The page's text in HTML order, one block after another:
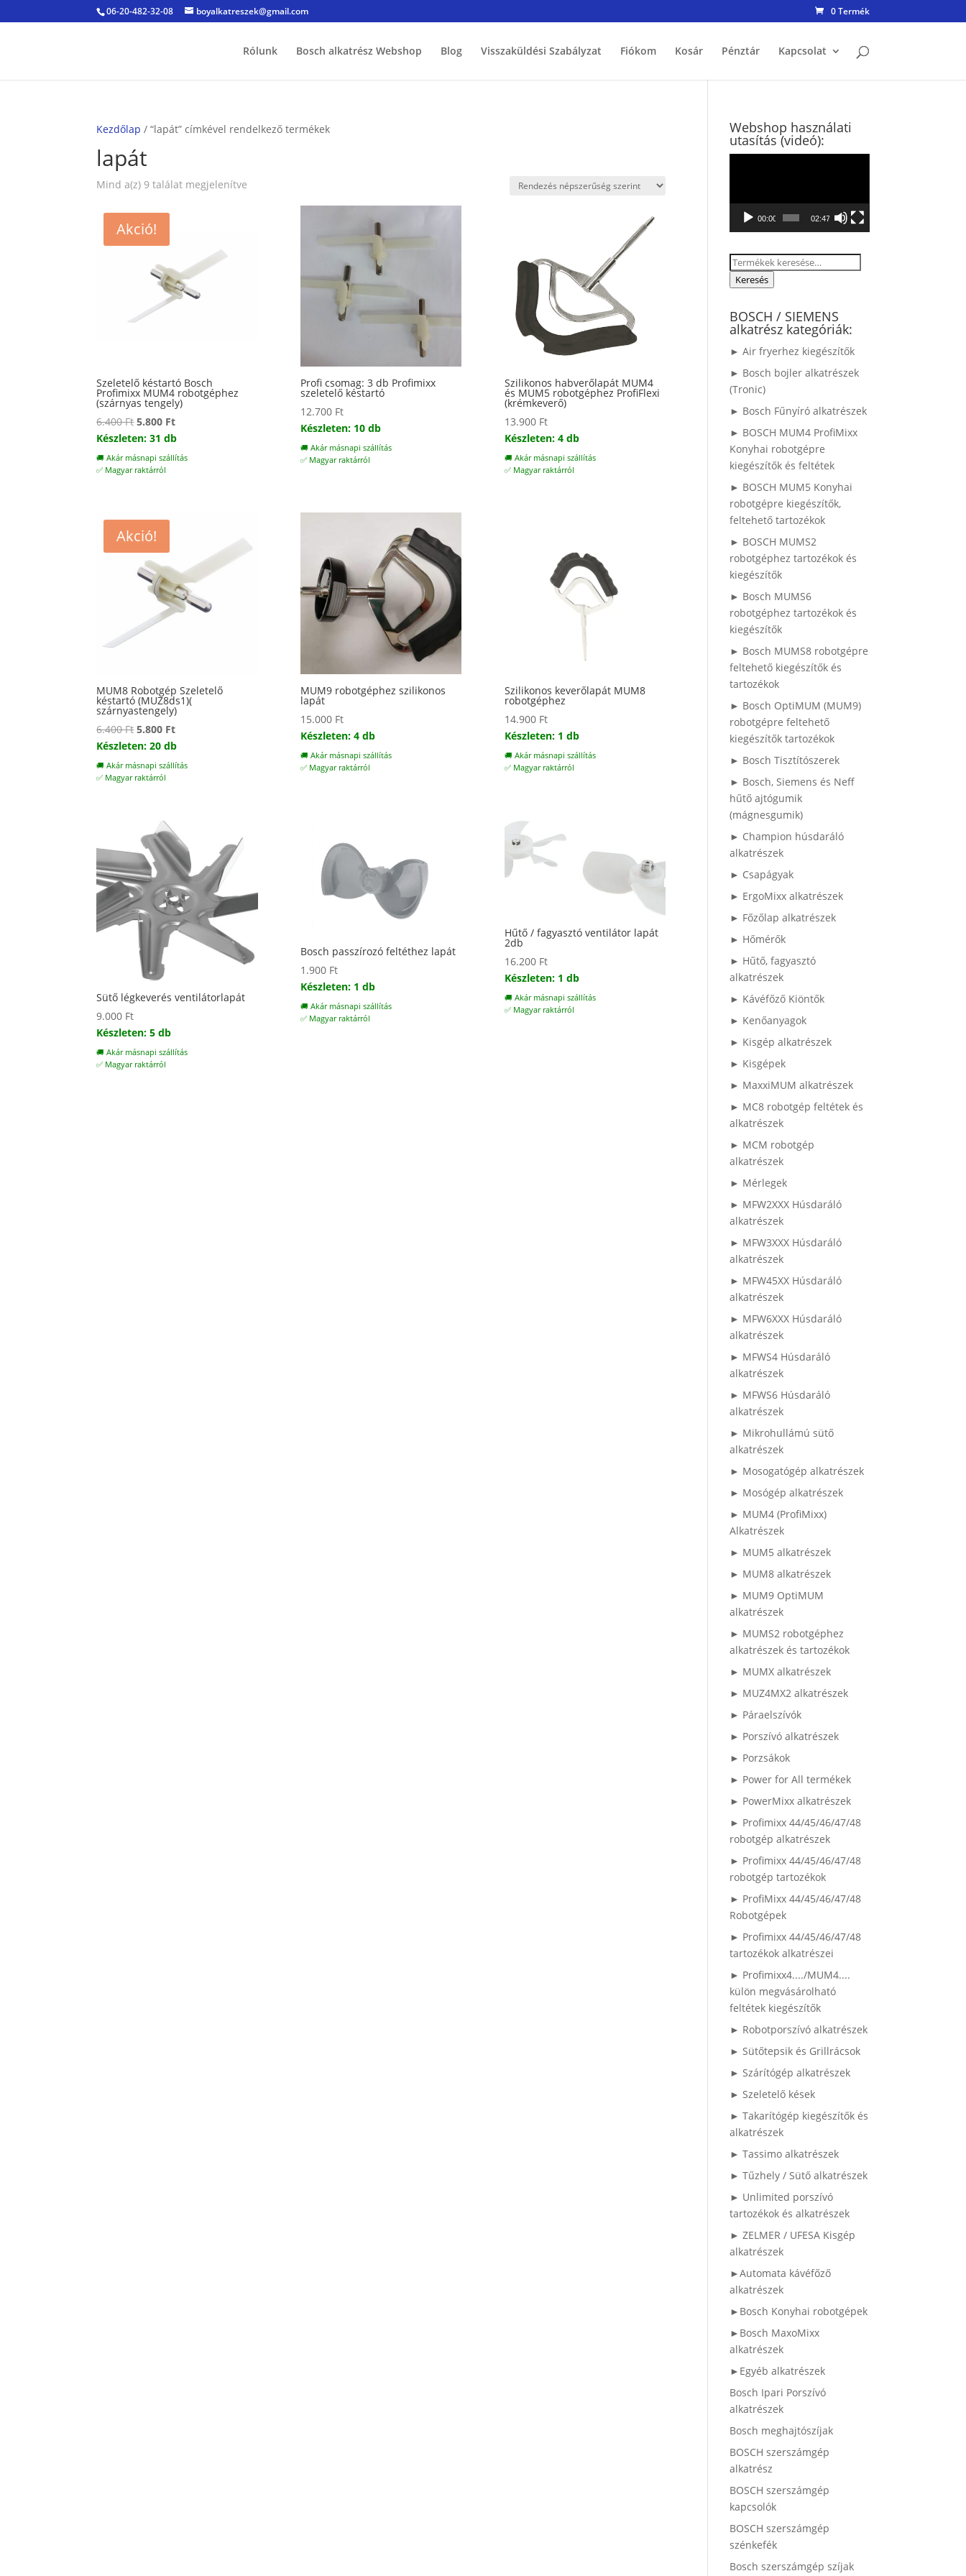
06-20-482-32-08 boyalkatreszek@gmail.com 0 Termék
Rólunk Bosch alkatrész Webshop Blog Visszaküldési Szabályzat Fiókom Kosár Pénztár Kapcsolat
Kezdőlap / “lapát” címkével rendelkező termékek
lapát
Mind a(z) 9 találat megjelenítve
Akció!
Szeletelő késtartó Bosch
Profimixx MUM4 robotgéphez
(szárnyas tengely)
6.400FtOriginal
price
was:
6.400 Ft.
5.800 FtCurrent
price
is:
Készleten: 31 db
🚚 Akár másnapi szállítás
✅ Magyar raktárról
Profi csomag: 3 db Profimixx
szeletelő késtartó
12.700 Ft
Készleten: 10 db
🚚 Akár másnapi szállítás
✅ Magyar raktárról
Szilikonos habverőlapát MUM4
és MUM5 robotgéphez ProfiFlexi
(krémkeverő)
13.900 Ft
Készleten: 4 db
🚚 Akár másnapi szállítás
✅ Magyar raktárról
Akció!
MUM8 Robotgép Szeletelő
késtartó (MUZ8ds1)(
szárnyastengely)
6.400Ft Original
price
was:
6.400 Ft.
5.800 FtCurrent
price
is:
Készleten: 20 db
🚚 Akár másnapi szállítás
✅ Magyar raktárról
MUM9 robotgéphez szilikonos
lapát
15.000 Ft
Készleten: 4 db
🚚 Akár másnapi szállítás
✅ Magyar raktárról
Szilikonos keverőlapát MUM8
robotgéphez
14.900 Ft
Készleten: 1 db
🚚 Akár másnapi szállítás
✅ Magyar raktárról
Sütő légkeverés ventilátorlapát
9.000 Ft
Készleten: 5 db
🚚 Akár másnapi szállítás
✅ Magyar raktárról
Bosch passzírozó feltéthez lapát
1.900 Ft
Készleten: 1 db
🚚 Akár másnapi szállítás
✅ Magyar raktárról
Hűtő / fagyasztó ventilátor lapát
2db
16.200 Ft
Készleten: 1 db
🚚 Akár másnapi szállítás
✅ Magyar raktárról
Webshop használati
utasítás (videó):
00:00 02:47
Keresés
Keresés
BOSCH / SIEMENS
alkatrész kategóriák:
► Air fryerhez kiegészítők
► Bosch bojler alkatrészek
(Tronic)
► Bosch Fűnyíró alkatrészek
► BOSCH MUM4 ProfiMixx
Konyhai robotgépre
kiegészítők és feltétek
► BOSCH MUM5 Konyhai
robotgépre kiegészítők,
feltehető tartozékok
► BOSCH MUMS2
robotgéphez tartozékok és
kiegészítők
► Bosch MUMS6
robotgéphez tartozékok és
kiegészítők
► Bosch MUMS8 robotgépre
feltehető kiegészítők és
tartozékok
► Bosch OptiMUM (MUM9)
robotgépre feltehető
kiegészítők tartozékok
► Bosch Tisztítószerek
► Bosch, Siemens és Neff
hűtő ajtógumik
(mágnesgumik)
► Champion húsdaráló
alkatrészek
► Csapágyak
► ErgoMixx alkatrészek
► Főzőlap alkatrészek
► Hőmérők
► Hűtő, fagyasztó
alkatrészek
► Kávéfőző Kiöntők
► Kenőanyagok
► Kisgép alkatrészek
► Kisgépek
► MaxxiMUM alkatrészek
► MC8 robotgép feltétek és
alkatrészek
► MCM robotgép
alkatrészek
► Mérlegek
► MFW2XXX Húsdaráló
alkatrészek
► MFW3XXX Húsdaráló
alkatrészek
► MFW45XX Húsdaráló
alkatrészek
► MFW6XXX Húsdaráló
alkatrészek
► MFWS4 Húsdaráló
alkatrészek
► MFWS6 Húsdaráló
alkatrészek
► Mikrohullámú sütő
alkatrészek
► Mosogatógép alkatrészek
► Mosógép alkatrészek
► MUM4 (ProfiMixx)
Alkatrészek
► MUM5 alkatrészek
► MUM8 alkatrészek
► MUM9 OptiMUM
alkatrészek
► MUMS2 robotgéphez
alkatrészek és tartozékok
► MUMX alkatrészek
► MUZ4MX2 alkatrészek
► Páraelszívók
► Porszívó alkatrészek
► Porzsákok
► Power for All termékek
► PowerMixx alkatrészek
► Profimixx 44/45/46/47/48
robotgép alkatrészek
► Profimixx 44/45/46/47/48
robotgép tartozékok
► ProfiMixx 44/45/46/47/48
Robotgépek
► Profimixx 44/45/46/47/48
tartozékok alkatrészei
► Profimixx4..../MUM4....
külön megvásárolható
feltétek kiegészítők
► Robotporszívó alkatrészek
► Sütőtepsik és Grillrácsok
► Szárítógép alkatrészek
► Szeletelő kések
► Takarítógép kiegészítők és
alkatrészek
► Tassimo alkatrészek
► Tűzhely / Sütő alkatrészek
► Unlimited porszívó
tartozékok és alkatrészek
► ZELMER / UFESA Kisgép
alkatrészek
►Automata kávéfőző
alkatrészek
►Bosch Konyhai robotgépek
►Bosch MaxoMixx
alkatrészek
►Egyéb alkatrészek
Bosch Ipari Porszívó
alkatrészek
Bosch meghajtószíjak
BOSCH szerszámgép
alkatrész
BOSCH szerszámgép
kapcsolók
BOSCH szerszámgép
szénkefék
Bosch szerszámgép szíjak